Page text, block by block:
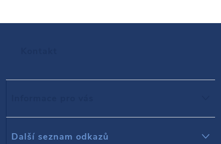
p
Další seznam odkazů